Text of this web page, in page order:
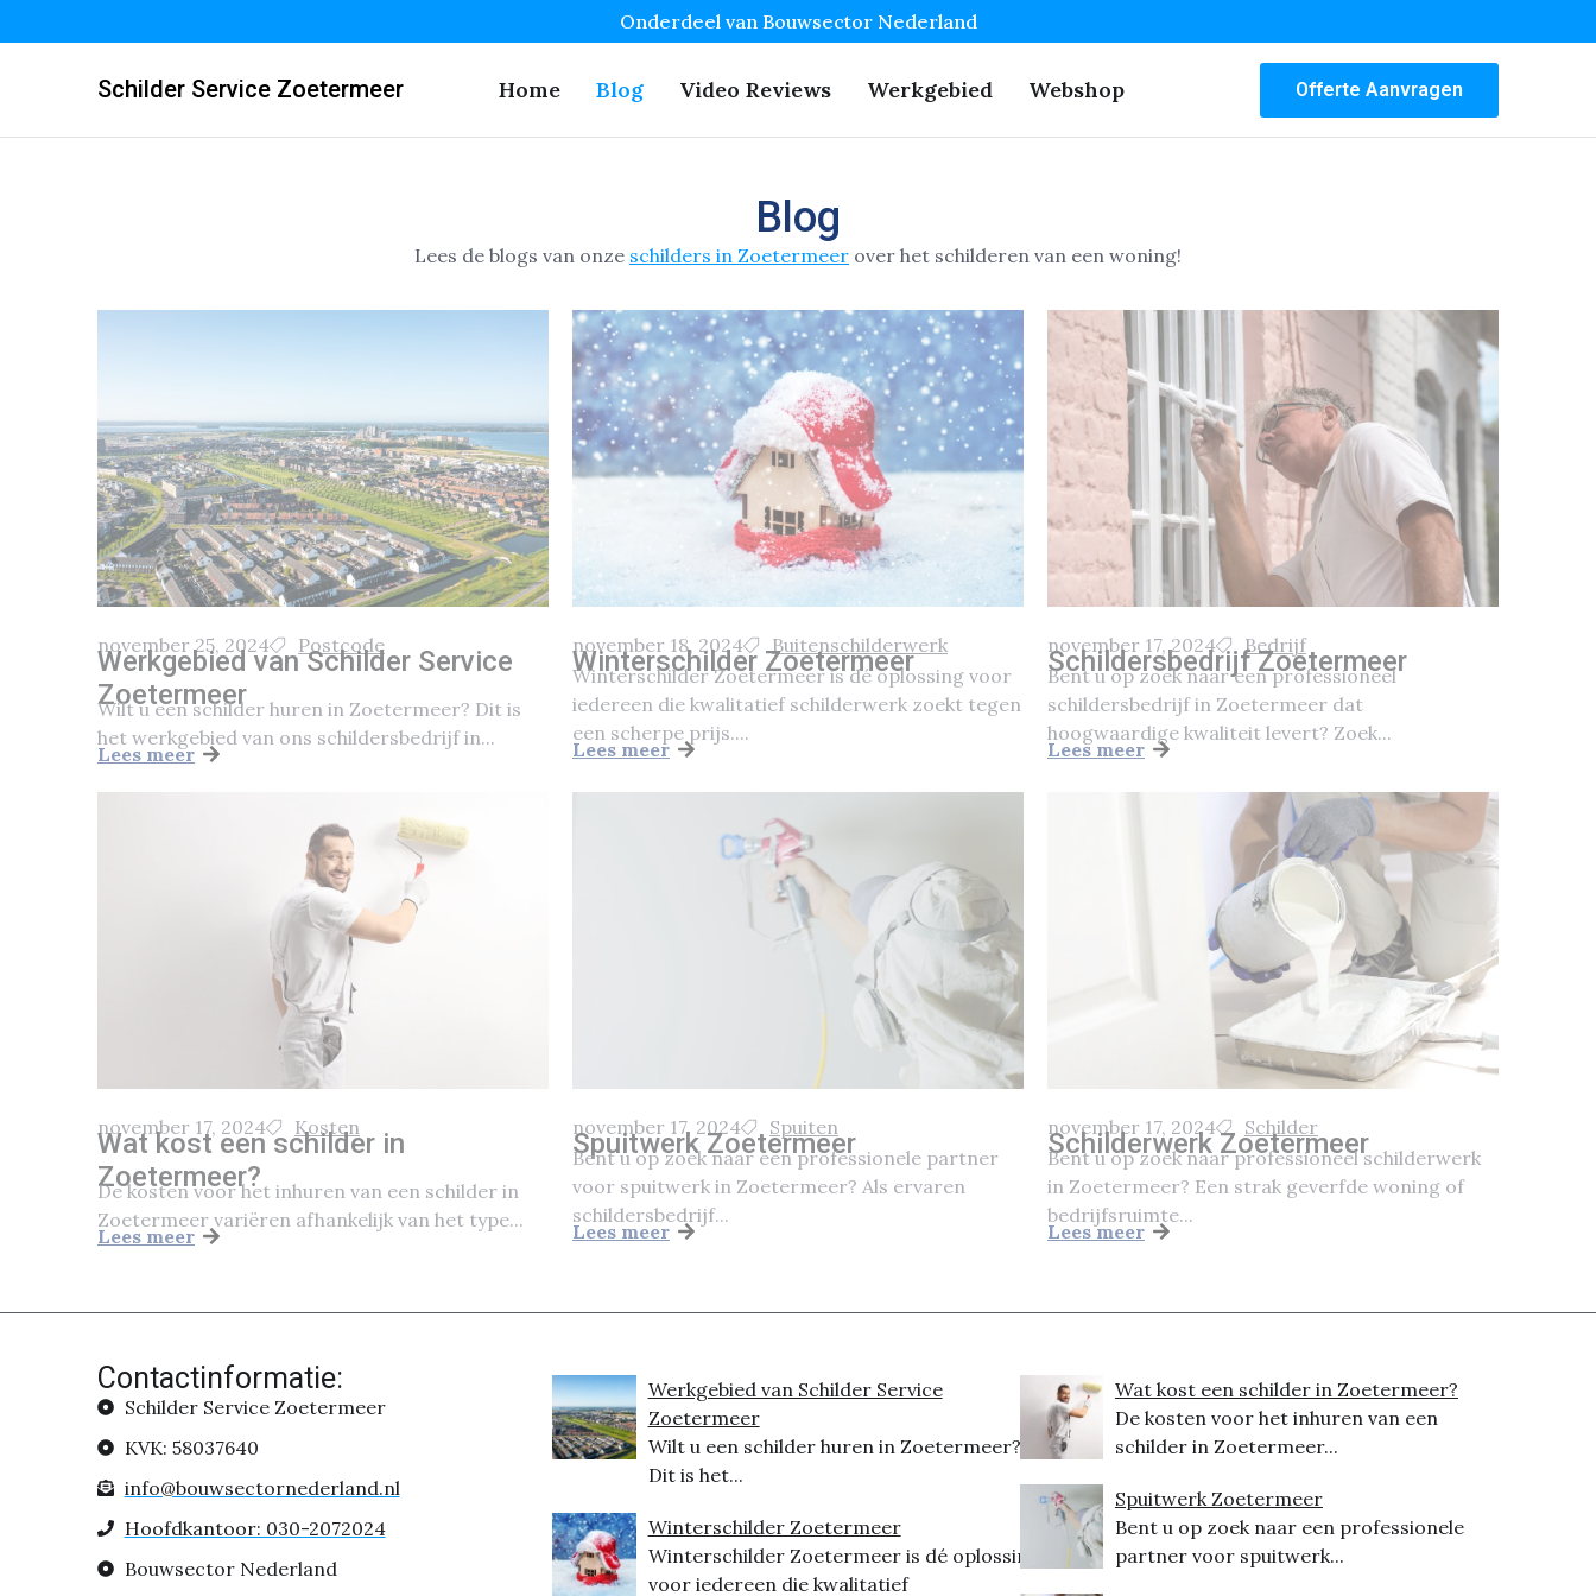
Onderdeel van Bouwsector Nederland
Schilder Service Zoetermeer Home Blog Video Reviews Werkgebied Webshop Offerte Aanvragen
Blog
Lees de blogs van onze schilders in Zoetermeer over het schilderen van een woning!
november 25, 2024 Postcode
Werkgebied van Schilder Service
Zoetermeer
Wilt u een schilder huren in Zoetermeer? Dit is
het werkgebied van ons schildersbedrijf in...
Lees meer
november 18, 2024 Buitenschilderwerk
Winterschilder Zoetermeer
Winterschilder Zoetermeer is dé oplossing voor
iedereen die kwalitatief schilderwerk zoekt tegen
een scherpe prijs....
Lees meer
november 17, 2024 Bedrijf
Schildersbedrijf Zoetermeer
Bent u op zoek naar een professioneel
schildersbedrijf in Zoetermeer dat
hoogwaardige kwaliteit levert? Zoek...
Lees meer
november 17, 2024 Kosten
Wat kost een schilder in
Zoetermeer?
De kosten voor het inhuren van een schilder in
Zoetermeer variëren afhankelijk van het type...
Lees meer
november 17, 2024 Spuiten
Spuitwerk Zoetermeer
Bent u op zoek naar een professionele partner
voor spuitwerk in Zoetermeer? Als ervaren
schildersbedrijf...
Lees meer
november 17, 2024 Schilder
Schilderwerk Zoetermeer
Bent u op zoek naar professioneel schilderwerk
in Zoetermeer? Een strak geverfde woning of
bedrijfsruimte...
Lees meer
Contactinformatie:
Schilder Service Zoetermeer
KVK: 58037640
info@bouwsectornederland.nl
Hoofdkantoor: 030-2072024
Bouwsector Nederland
Werkgebied van Schilder Service
Zoetermeer
Wilt u een schilder huren in Zoetermeer?
Dit is het...
Winterschilder Zoetermeer
Winterschilder Zoetermeer is dé oplossing
voor iedereen die kwalitatief
Wat kost een schilder in Zoetermeer?
De kosten voor het inhuren van een
schilder in Zoetermeer...
Spuitwerk Zoetermeer
Bent u op zoek naar een professionele
partner voor spuitwerk...